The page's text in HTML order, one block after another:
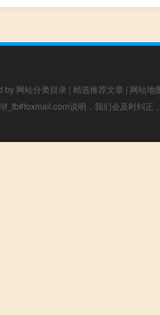
by 网站分类目录 | 精选推荐文章 | 网站地
说明，我们会及时纠正